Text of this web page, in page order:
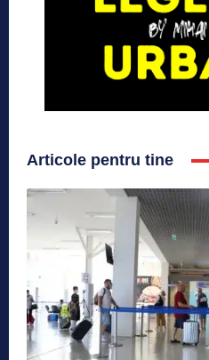
Articole pentru tine